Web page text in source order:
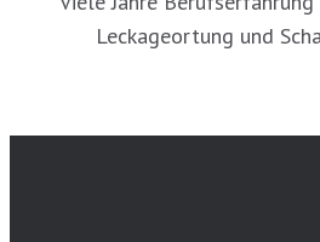
Leckageortung und